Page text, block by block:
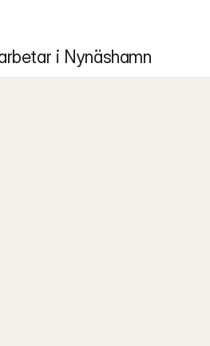
i Nynäshamn